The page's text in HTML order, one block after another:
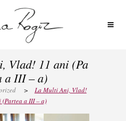
Vlad! 11 ani (Pa
a III – a)
>
La Multi Ani, Vlad!
(Partea a III – a)